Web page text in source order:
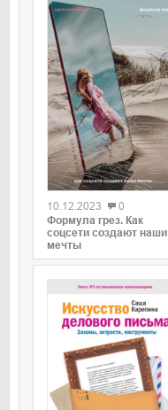
0
10.12.2023
0
Формула грез. Как
соцсети создают наши
мечты